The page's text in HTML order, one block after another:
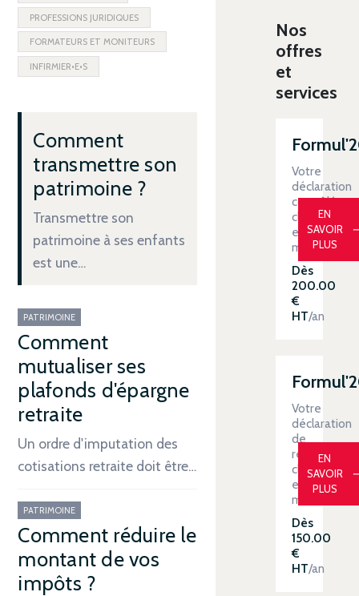
PROFESSIONS JURIDIQUES
FORMATEURS ET MONITEURS
INFIRMIER•E•S
Comment
transmettre son
patrimoine ?
Transmettre son
patrimoine à ses enfants
est une…
PATRIMOINE
Comment
mutualiser ses
plafonds d'épargne
retraite
Un ordre d'imputation des
cotisations retraite doit être…
PATRIMOINE
Comment réduire le
montant de vos
impôts ?
Nos
offres
et
services
Votre
déclaration
contrôlée
clé
en
main
Dès
200.00
€
HT/an
EN
SAVOIR
PLUS
Votre
déclaration
de
revenus
clé
en
main
Dès
150.00
€
HT/an
EN
SAVOIR
PLUS